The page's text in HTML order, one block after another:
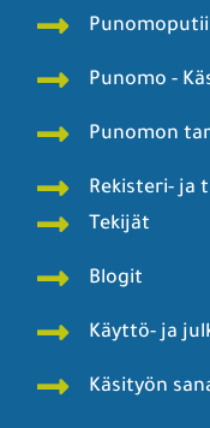
Punomo -
Punomon
Rekisteri- ja
Tekijät
Blogit
Käyttö- ja
Käsityön